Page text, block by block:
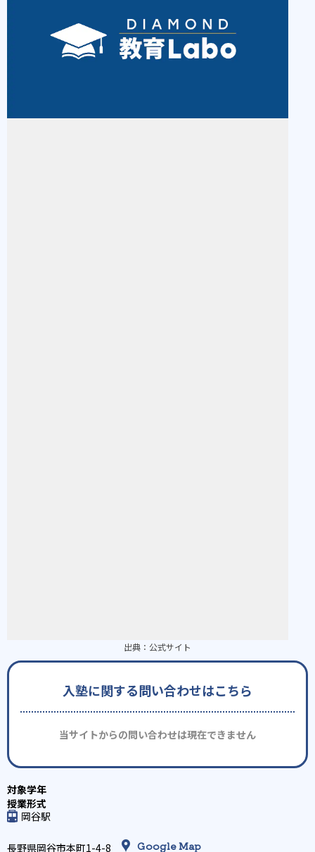
出典： 公式サイト
入塾に関する問い合わせはこちら
当サイトからの問い合わせは現在できません
岡谷駅
長野県岡谷市本町1-4-8 Google Map